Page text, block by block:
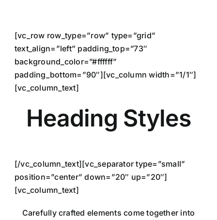
content[vc_row row_type=”row” type=”grid”
text_align=”left” padding_top=”73″
background_color=”#ffffff”
padding_bottom=”90″][vc_column width=”1/1″]
[vc_column_text]
Heading Styles
[/vc_column_text][vc_separator type=”small”
position=”center” down=”20″ up=”20″]
[vc_column_text]
Carefully crafted elements come together into